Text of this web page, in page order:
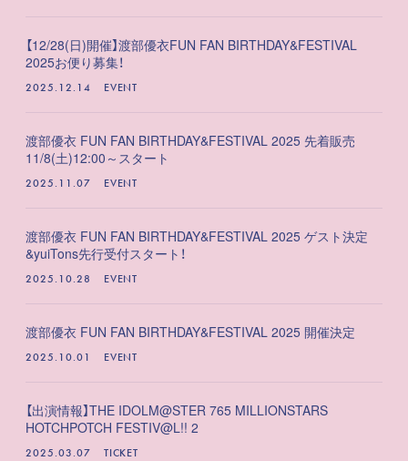
【12/28(日)開催】渡部優衣FUN FAN BIRTHDAY&FESTIVAL
2025お便り募集！
2025.12.14 EVENT
渡部優衣 FUN FAN BIRTHDAY&FESTIVAL 2025 先着販売
11/8(土)12:00～スタート
2025.11.07 EVENT
渡部優衣 FUN FAN BIRTHDAY&FESTIVAL 2025 ゲスト決定
&yuiTons先行受付スタート！
2025.10.28 EVENT
渡部優衣 FUN FAN BIRTHDAY&FESTIVAL 2025 開催決定
2025.10.01 EVENT
【出演情報】THE IDOLM@STER 765 MILLIONSTARS
HOTCHPOTCH FESTIV@L!! 2
2025.03.07 TICKET